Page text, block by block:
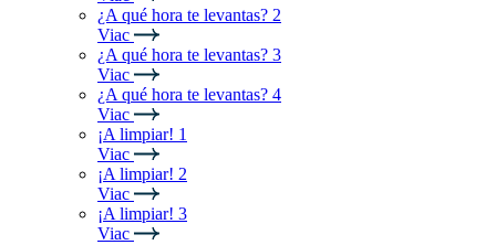
¿A qué hora te levantas? 2
Viac
¿A qué hora te levantas? 3
Viac
¿A qué hora te levantas? 4
Viac
¡A limpiar! 1
Viac
¡A limpiar! 2
Viac
¡A limpiar! 3
Viac